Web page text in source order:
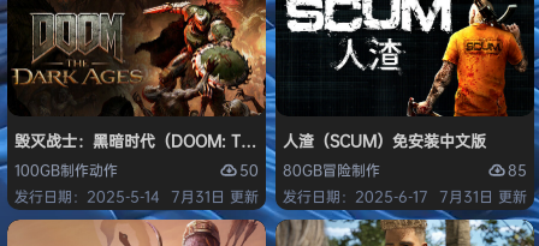
毁灭战士：黑暗时代（DOOM: The Dark Ages）免安装中文版
100GB制作动作
50
发行日期：2025-5-14
7月31日 更新
人渣（SCUM）免安装中文版
80GB冒险制作
85
发行日期：2025-6-17
7月31日 更新